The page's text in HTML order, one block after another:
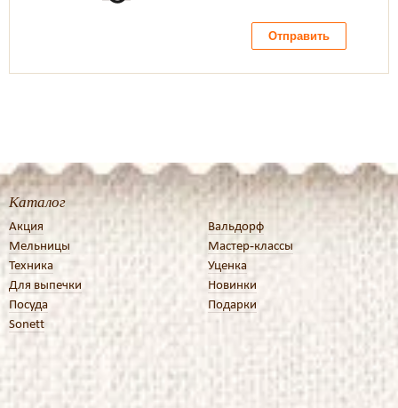
Отправить
Каталог
Акция
Мельницы
Техника
Для выпечки
Посуда
Sonett
Вальдорф
Мастер-классы
Уценка
Новинки
Подарки